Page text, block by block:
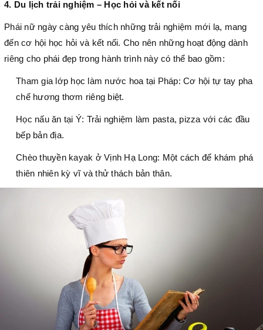
4. Du lịch trải nghiệm – Học hỏi và kết nối
Phái nữ ngày càng yêu thích những trải nghiệm mới lạ, mang
đến cơ hội học hỏi và kết nối. Cho nên những hoạt động dành
riêng cho phái đẹp trong hành trình này có thể bao gồm:
Tham gia lớp học làm nước hoa tại Pháp: Cơ hội tự tay pha
chế hương thơm riêng biệt.
Học nấu ăn tại Ý: Trải nghiệm làm pasta, pizza với các đầu
bếp bản địa.
Chèo thuyền kayak ở Vịnh Hạ Long: Một cách để khám phá
thiên nhiên kỳ vĩ và thử thách bản thân.